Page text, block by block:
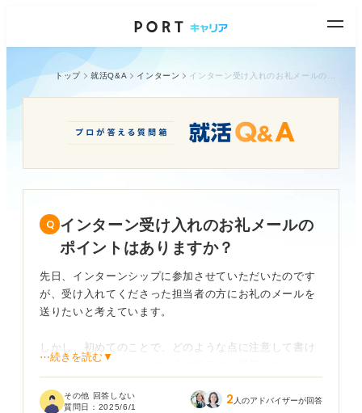
トップ 就活Q&A インターン
インターン受け入れのお礼メールの
ポイントはありますか？
先日、インターンシップに参加させていただいたのです
が、受け入れてくださった担当者の方にお礼のメールを
送りたいと考えています。
しかし、初めてのことで、どのような点に注意して書け
ば良いのか、また、どのように送るのが適切なのかわか
⋯続きを読む▼
その他 回答しない
質問日： 2025/6/1 2 人のアドバイザーが回答